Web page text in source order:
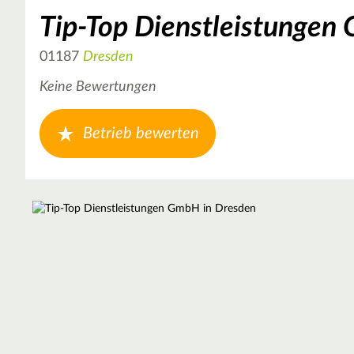
Tip-Top Dienstleistungen
01187 Dresden
Keine Bewertungen
Betrieb bewerten